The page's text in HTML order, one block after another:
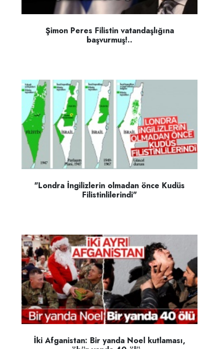
Şimon Peres Filistin vatandaşlığına
başvurmuş!..
"Londra İngilizlerin olmadan önce Kudüs
Filistinlilerindi"
İki Afganistan: Bir yanda Noel kutlaması,